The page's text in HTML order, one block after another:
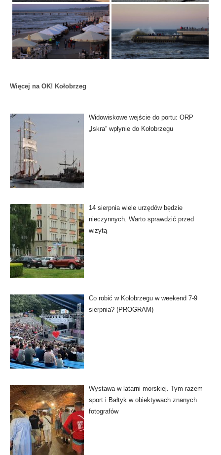
Więcej na OK! Kołobrzeg
Widowiskowe wejście do portu: ORP
„Iskra” wpłynie do Kołobrzegu
14 sierpnia wiele urzędów będzie
nieczynnych. Warto sprawdzić przed
wizytą
Co robić w Kołobrzegu w weekend 7-9
sierpnia? (PROGRAM)
Wystawa w latarni morskiej. Tym razem
sport i Bałtyk w obiektywach znanych
fotografów